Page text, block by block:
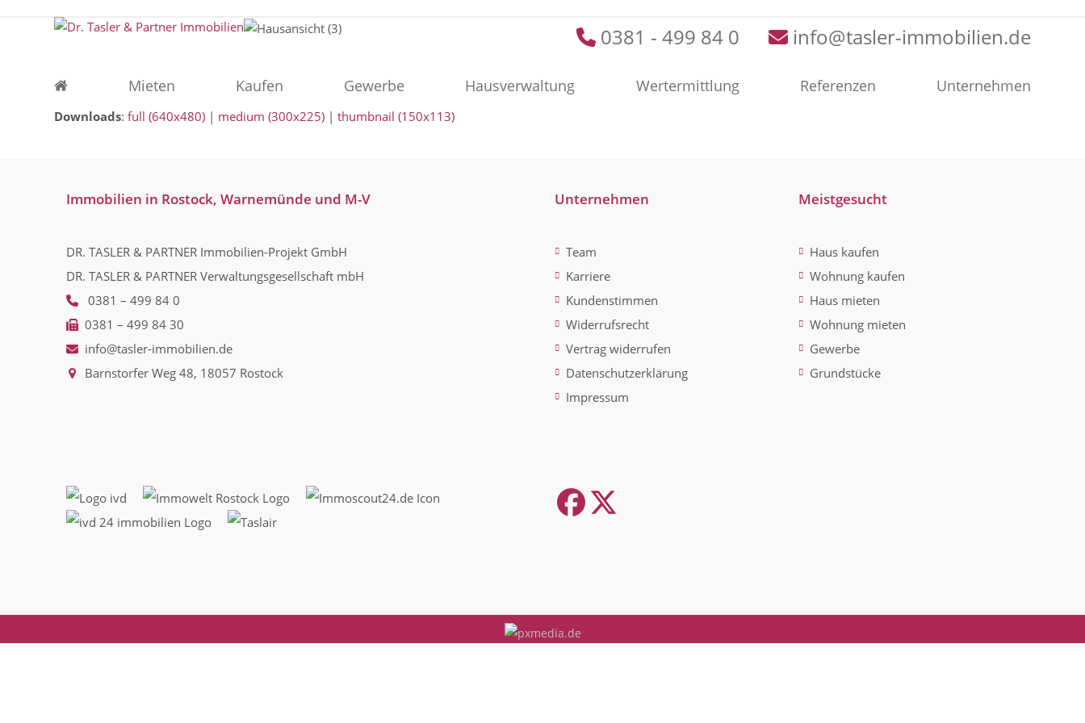
0381 - 499 84 0 info@tasler-immobilien.de
Mieten Kaufen Gewerbe Hausverwaltung Wertermittlung Referenzen Unternehmen
Downloads:full (640x480) | medium (300x225) |thumbnail (150x113)
Immobilien in Rostock, Warnemünde und M-V
DR. TASLER & PARTNER Immobilien-Projekt GmbH
DR. TASLER & PARTNER Verwaltungsgesellschaft mbH
0381 – 499 84 0
0381 – 499 84 30
info@tasler-immobilien.de
Barnstorfer Weg 48, 18057 Rostock
Unternehmen
Team
Karriere
Kundenstimmen
Widerrufsrecht
Vertrag widerrufen
Datenschutzerklärung
Impressum
Meistgesucht
Haus kaufen
Wohnung kaufen
Haus mieten
Wohnung mieten
Gewerbe
Grundstücke
Facebook
Twitter